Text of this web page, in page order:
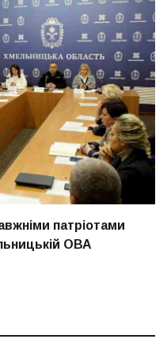
патріотами
ОВА